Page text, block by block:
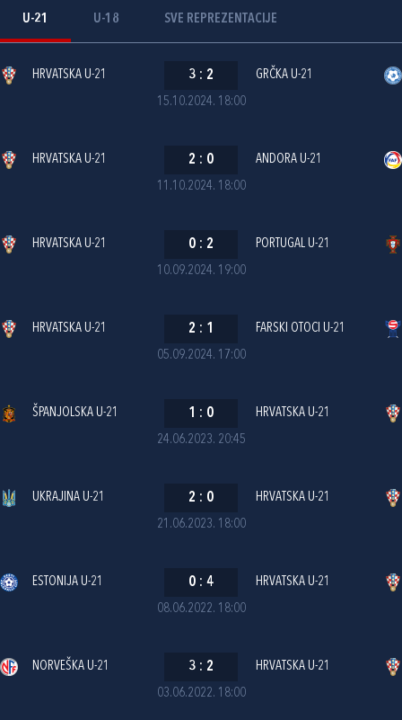
U-21 U-18 SVE REPREZENTACIJE
15.10.2024. 18:00
HRVATSKA U-21 3 : 2 GRČKA U-21
11.10.2024. 18:00
HRVATSKA U-21 2 : 0 ANDORA U-21
10.09.2024. 19:00
HRVATSKA U-21 0 : 2 PORTUGAL U-21
05.09.2024. 17:00
HRVATSKA U-21 2 : 1 FARSKI OTOCI U-21
24.06.2023. 20:45
ŠPANJOLSKA U-21 1 : 0 HRVATSKA U-21
21.06.2023. 18:00
UKRAJINA U-21 2 : 0 HRVATSKA U-21
08.06.2022. 18:00
ESTONIJA U-21 0 : 4 HRVATSKA U-21
03.06.2022. 18:00
NORVEŠKA U-21 3 : 2 HRVATSKA U-21